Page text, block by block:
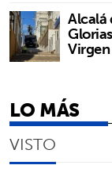
Alcalá
LO MÁS
VISTO